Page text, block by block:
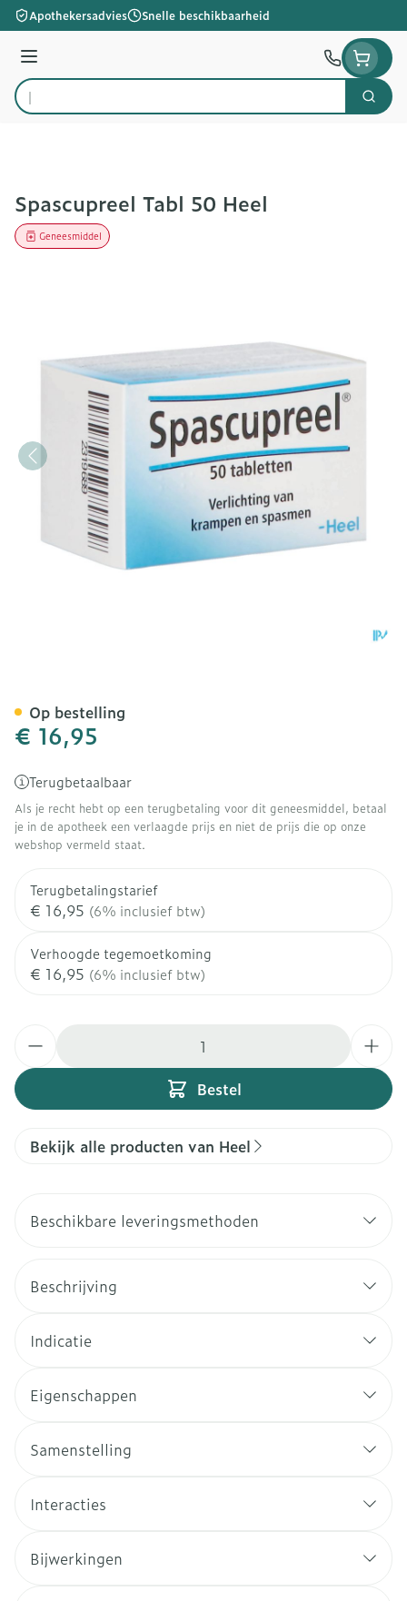
Ga naar de inhoud
Apothekersadvies Snelle beschikbaarheid
Menu
Product, merk, categorie...
Zoek
Spascupreel Tabl 50 Heel
Geneesmiddel
€ 16,95
Terugbetaalbaar
Als je recht hebt op een terugbetaling voor dit geneesmiddel, betaal
je in de apotheek een verlaagde prijs en niet de prijs die op onze
webshop vermeld staat.
Terugbetalingstarief
€ 16,95 (6% inclusief btw)
Verhoogde tegemoetkoming
€ 16,95 (6% inclusief btw)
Bestel
Op bestelling
Bekijk alle producten van Heel
Beschikbare leveringsmethoden
Beschrijving
Indicatie
Eigenschappen
Samenstelling
Interacties
Bijwerkingen